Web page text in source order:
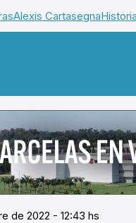
Alexis CartasegnaHistoria
de 2022 - 12:43 hs